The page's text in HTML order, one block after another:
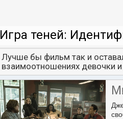
Игра теней:
Лучше бы фильм так и
взаимоотношениях девочки